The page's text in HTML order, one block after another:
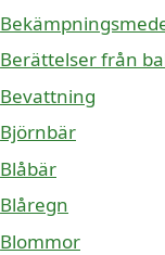
Berättelser från
Bevattning
Björnbär
Blåbär
Blåregn
Blommor